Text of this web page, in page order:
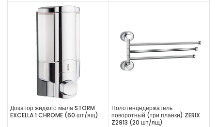
Дозатор жидкого мыла STORM
EXCELLA 1 CHROME (60 шт/ящ)
Полотенцедержатель
поворотный (три планки) ZERIX
Z2913 (20 шт/ящ)